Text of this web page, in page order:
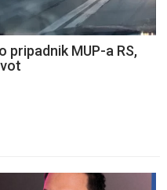
pripadnik MUP-a RS,